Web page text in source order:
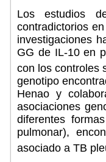
Los estudios
contradictorios
investigaciones
GG de IL-10 en
con los controles
genotipo
Henao y
asociaciones
diferentes
pulmonar),
asociado a TB